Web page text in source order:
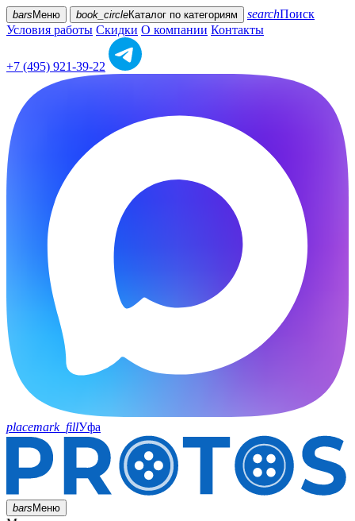
bars Меню book_circleКаталог по категориям searchПоиск
Условия работы Скидки О компании Контакты
+7 (495) 921-39-22
placemark_fillУфа
barsМеню